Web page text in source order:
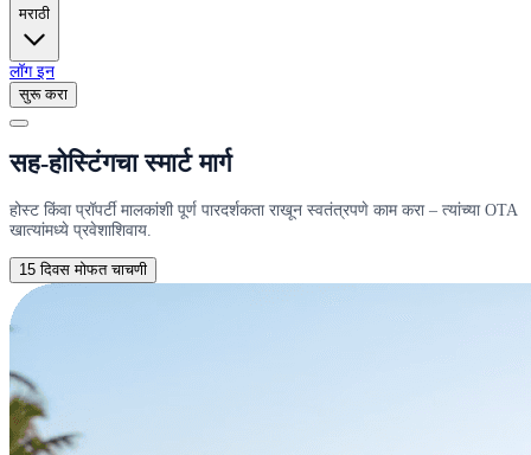
मराठी
लॉग इन
सुरू करा
सह-होस्टिंगचा स्मार्ट मार्ग
होस्ट किंवा प्रॉपर्टी मालकांशी पूर्ण पारदर्शकता राखून स्वतंत्रपणे काम करा – त्यांच्या OTA
खात्यांमध्ये प्रवेशाशिवाय.
15 दिवस मोफत चाचणी